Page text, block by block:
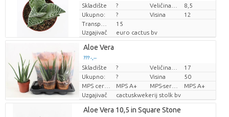
Cijena po komadu
Skladište ?
8,5
Ukupno:
? Visina
12
15
Uzgajivač
euro cactus bv
Aloe Vera
??? -,--
Cijena po komadu
Skladište ?
17
Ukupno:
? Visina
50
MPS certifikat.
MPS A+
MPS A+
Uzgajivač
cactuskwekerij stolk bv
Aloe Vera 10,5 in Square Stone